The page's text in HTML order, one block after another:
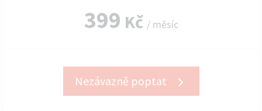
399 Kč / měsíc
Nezávazně poptat